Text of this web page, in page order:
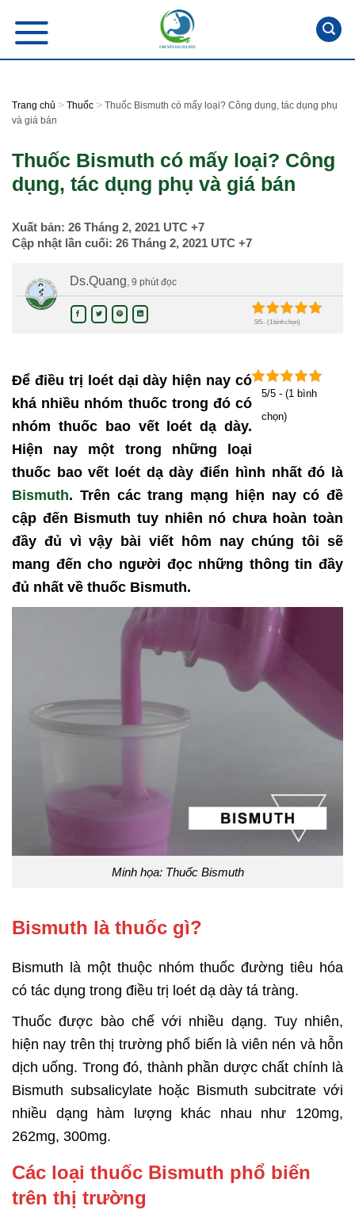
content
Trang chủ > Thuốc > Thuốc Bismuth có mấy loại? Công dụng, tác dụng phụ
và giá bán
Thuốc Bismuth có mấy loại? Công
dụng, tác dụng phụ và giá bán
Xuất bản: 26 Tháng 2, 2021 UTC +7
Cập nhật lần cuối: 26 Tháng 2, 2021 UTC +7
Ds.Quang, 9 phút đọc
5/5 - (1 bình chọn)
5/5 - (1 bình
chọn)
Để điều trị loét dại dày hiện nay có
khá nhiều nhóm thuốc trong đó có
nhóm thuốc bao vết loét dạ dày.
Hiện nay một trong những loại
thuốc bao vết loét dạ dày điển hình nhất đó là
Bismuth. Trên các trang mạng hiện nay có đề
cập đến Bismuth tuy nhiên nó chưa hoàn toàn
đầy đủ vì vậy bài viết hôm nay chúng tôi sẽ
mang đến cho người đọc những thông tin đầy
đủ nhất về thuốc Bismuth.
Minh họa: Thuốc Bismuth
Bismuth là thuốc gì?
Bismuth là một thuộc nhóm thuốc đường tiêu hóa
có tác dụng trong điều trị loét dạ dày tá tràng.
Thuốc được bào chế với nhiều dạng. Tuy nhiên,
hiện nay trên thị trường phổ biến là viên nén và hỗn
dịch uống. Trong đó, thành phần dược chất chính là
Bismuth subsalicylate hoặc Bismuth subcitrate với
nhiều dạng hàm lượng khác nhau như 120mg,
262mg, 300mg.
Các loại thuốc Bismuth phổ biến
trên thị trường